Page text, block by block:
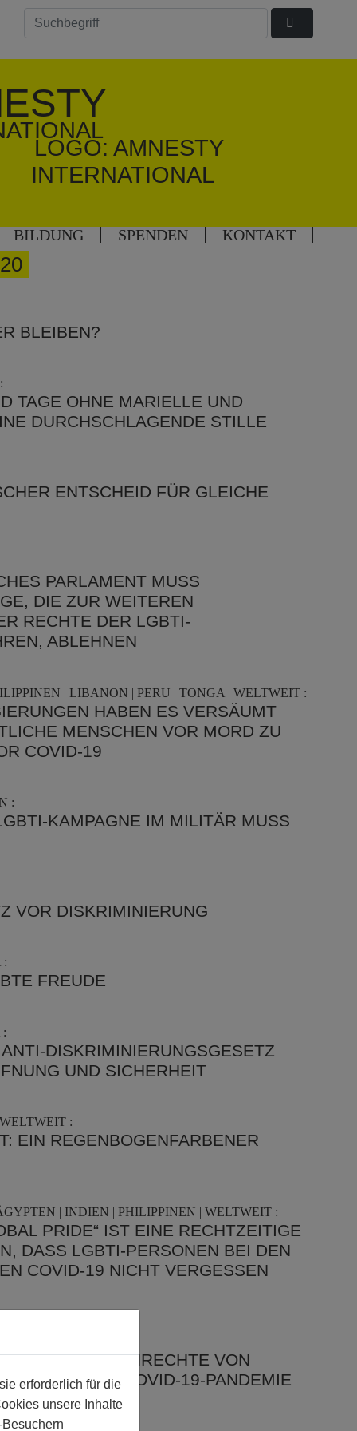
BILDUNG SPENDEN KONTAKT
BLEIBEN?
TAGE OHNE MARIELLE UND
DURCHSCHLAGENDE STILLE
ENTSCHEID FÜR GLEICHE
PARLAMENT MUSS
DIE ZUR WEITEREN
RECHTE DER LGBTI-
ABLEHNEN
| LIBANON | PERU | TONGA | WELTWEIT :
HABEN ES VERSÄUMT
MENSCHEN VOR MORD ZU
COVID-19
:
KAMPAGNE IM MILITÄR MUSS
VOR DISKRIMINIERUNG
:
FREUDE
:
DISKRIMINIERUNGSGESETZ
UND SICHERHEIT
:
EIN REGENBOGENFARBENER
| INDIEN | PHILIPPINEN | WELTWEIT :
PRIDE“ IST EINE RECHTZEITIGE
DASS LGBTI-PERSONEN BEI DEN
COVID-19 NICHT VERGESSEN W
MENSCHENRECHTE VON
DER COVID-19-PANDEMIE
erforderlich für die
unsere Inhalte